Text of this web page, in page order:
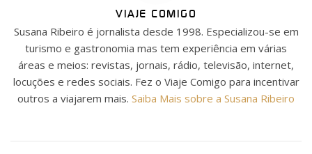
VIAJE COMIGO
Susana Ribeiro é jornalista desde 1998. Especializou-se em
turismo e gastronomia mas tem experiência em várias
áreas e meios: revistas, jornais, rádio, televisão, internet,
locuções e redes sociais. Fez o Viaje Comigo para incentivar
outros a viajarem mais. Saiba Mais sobre a Susana Ribeiro